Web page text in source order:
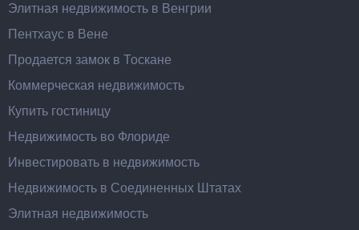
Элитная недвижимость в Венгрии
Пентхаус в Вене
Продается замок в Тоскане
Коммерческая недвижимость
Купить гостиницу
Недвижимость во Флориде
Инвестировать в недвижимость
Недвижимость в Соединенных Штатах
Элитная недвижимость